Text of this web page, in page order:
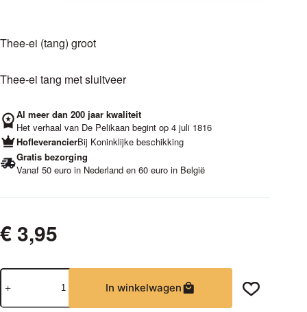
Thee-ei (tang) groot
Thee-ei tang met sluitveer
Al meer dan 200 jaar kwaliteit
Het verhaal van De Pelikaan begint op 4 juli 1816
HofleverancierBij Koninklijke beschikking
Gratis bezorging
Vanaf 50 euro in Nederland en 60 euro in België
€ 3,95
Thee-
ei
(tang)
In winkelwagen